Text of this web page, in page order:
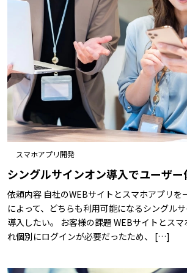
スマホアプリ開発
シングルサインオン導入でユーザ
依頼内容 自社のWEBサイトとスマホアプリを
によって、どちらも利用可能になるシングル
導入したい。 お客様の課題 WEBサイトとス
れ個別にログインが必要だったため、 […]